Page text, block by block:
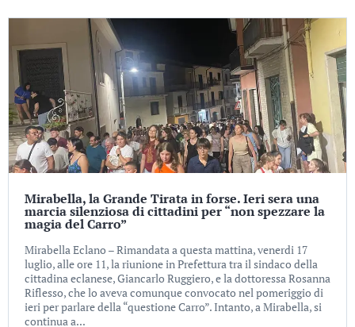
Mirabella, la Grande Tirata in forse. Ieri sera una
marcia silenziosa di cittadini per “non spezzare la
magia del Carro”
Mirabella Eclano – Rimandata a questa mattina, venerdi 17
luglio, alle ore 11, la riunione in Prefettura tra il sindaco della
cittadina eclanese, Giancarlo Ruggiero, e la dottoressa Rosanna
Riflesso, che lo aveva comunque convocato nel pomeriggio di
ieri per parlare della “questione Carro”. Intanto, a Mirabella, si
continua a...